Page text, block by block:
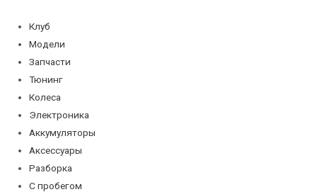
содержимому
Клуб
Модели
Запчасти
Тюнинг
Колеса
Электроника
Аккумуляторы
Аксессуары
Разборка
С пробегом